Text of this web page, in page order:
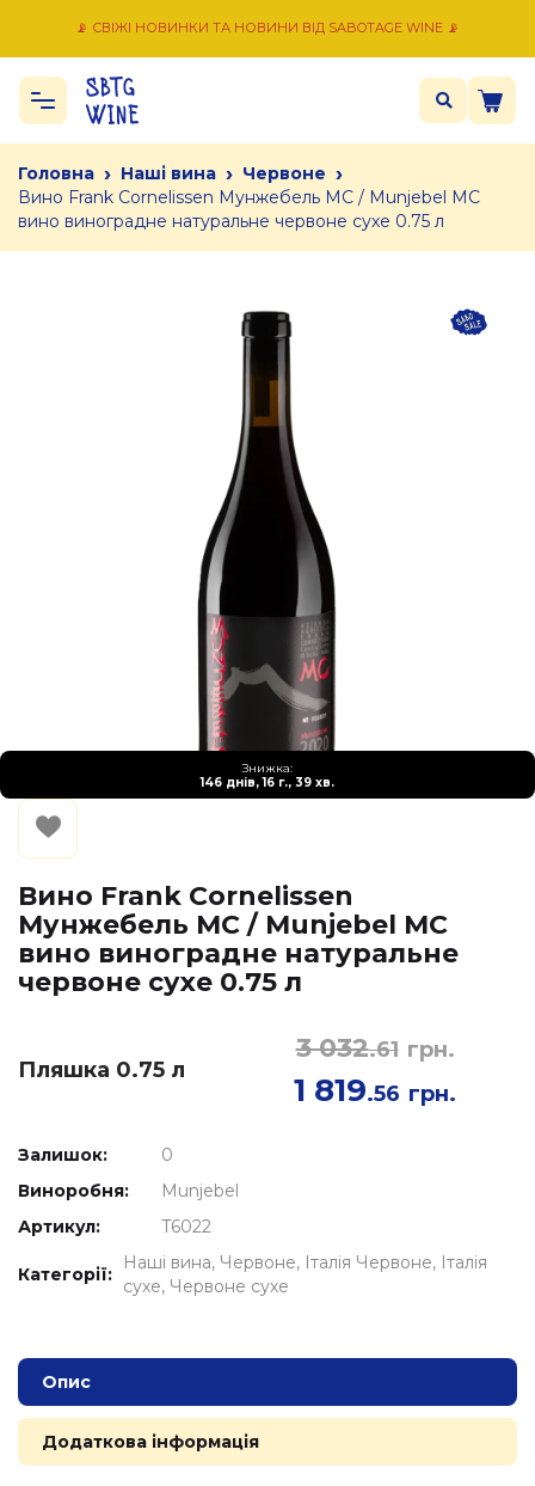
📡 СВІЖІ НОВИНКИ ТА НОВИНИ ВІД SABOTAGE WINE 📡
Головна › Наші вина › Червоне ›
Вино Frank Cornelissen Мунжебель МС / Munjebel MC
вино виноградне натуральне червоне сухе 0.75 л
Знижка:
146 днів, 16 г., 39 хв.
Вино Frank Cornelissen
Мунжебель МС / Munjebel MC
вино виноградне натуральне
червоне сухе 0.75 л
Пляшка 0.75 л
3 032.61 грн.
1 819.56 грн.
Залишок:
0
Виноробня:
Munjebel
Артикул:
T6022
Категорії:
Наші вина Червоне Італія Червоне Італія
сухе Червоне сухе
Опис
Додаткова інформація